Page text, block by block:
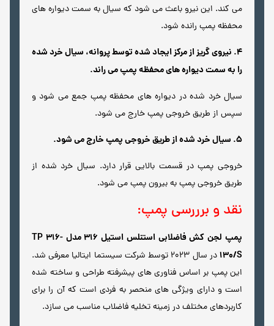
می کند. این نیرو باعث می شود که سیال به سمت دیواره های
محفظه پمپ رانده شود.
4. نیروی گریز از مرکز ایجاد شده توسط پروانه، سیال خرد شده
را به سمت دیواره های محفظه پمپ می راند.
سیال خرد شده در دیواره های محفظه پمپ جمع می شود و
سپس از طریق خروجی پمپ خارج می شود.
5. سیال خرد شده از طریق خروجی پمپ خارج می شود.
خروجی پمپ در قسمت بالایی قرار دارد. سیال خرد شده از
طریق خروجی پمپ به بیرون پمپ می شود.
نقد و برررسی پمپ:
پمپ لجن کش فاضلابی استنلس استیل 316 مدل TP 316-
130/S
در سال 2023 توسط شرکت سیستما ایتالیا معرفی شد.
این پمپ بر اساس فناوری های پیشرفته طراحی و ساخته شده
است و دارای ویژگی های منحصر به فردی است که آن را برای
کاربردهای مختلف در زمینه تخلیه فاضلاب مناسب می سازد.